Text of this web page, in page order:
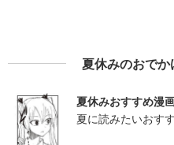
夏休みのおで
夏休みおすすめ漫
夏に読みたいおす